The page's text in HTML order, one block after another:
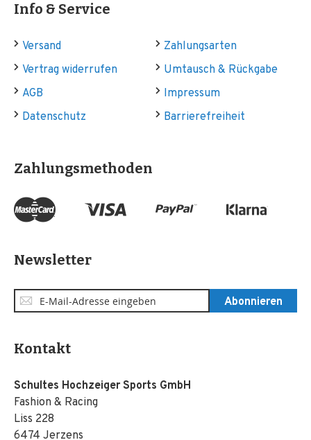
Info & Service
Versand
Zahlungsarten
Vertrag widerrufen
Umtausch & Rückgabe
AGB
Impressum
Datenschutz
Barrierefreiheit
Zahlungsmethoden
Newsletter
Anmeldung
zum
Abonnieren
Kontakt
Schultes Hochzeiger Sports GmbH
Fashion & Racing
Liss 228
6474 Jerzens